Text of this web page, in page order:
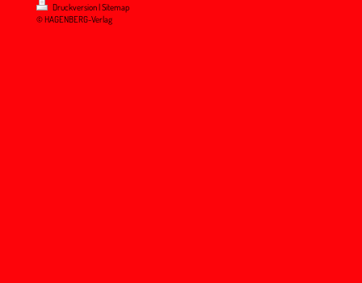
Druckversion|Sitemap
© HAGENBERG-Verlag